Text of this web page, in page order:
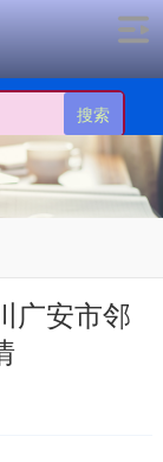
搜索
广安市邻